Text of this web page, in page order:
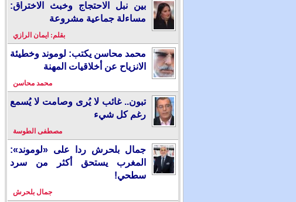
بين نبل الاحتجاج وخبث الاختراق:
مساءلة جماعية مشروعة
بقلم: ايمان الرازي
محمد محاسن يكتب: لوموند وخطيئة
الانزياح عن أخلاقيات المهنة
محمد محاسن
تبون.. غائب لا يُرى وصامت لا يُسمع
رغم كل شيء
مصطفى الطوسة
جمال بلحرش ردا على «لوموند»:
المغرب يستحق أكثر من سرد
سطحي!
جمال بلحرش